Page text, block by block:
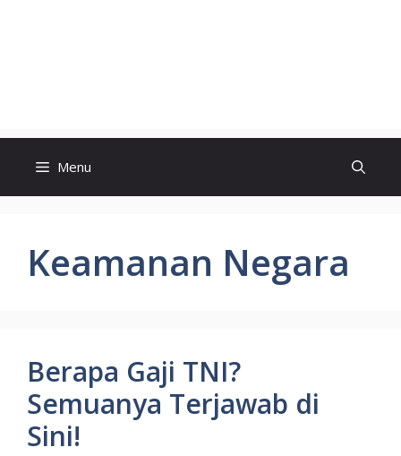
Menu
Keamanan Negara
Berapa Gaji TNI?
Semuanya Terjawab di
Sini!